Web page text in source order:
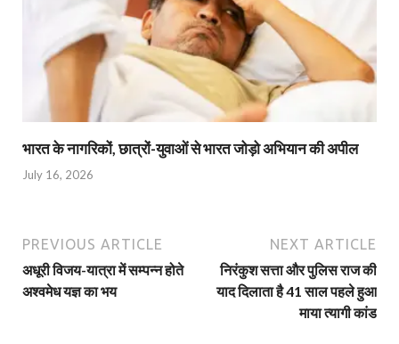
भारत के नागरिकों, छात्रों-युवाओं से भारत जोड़ो अभियान की अपील
July 16, 2026
PREVIOUS ARTICLE
अधूरी विजय-यात्रा में सम्पन्न होते
अश्वमेध यज्ञ का भय
NEXT ARTICLE
निरंकुश सत्ता और पुलिस राज की
याद दिलाता है 41 साल पहले हुआ
माया त्यागी कांड